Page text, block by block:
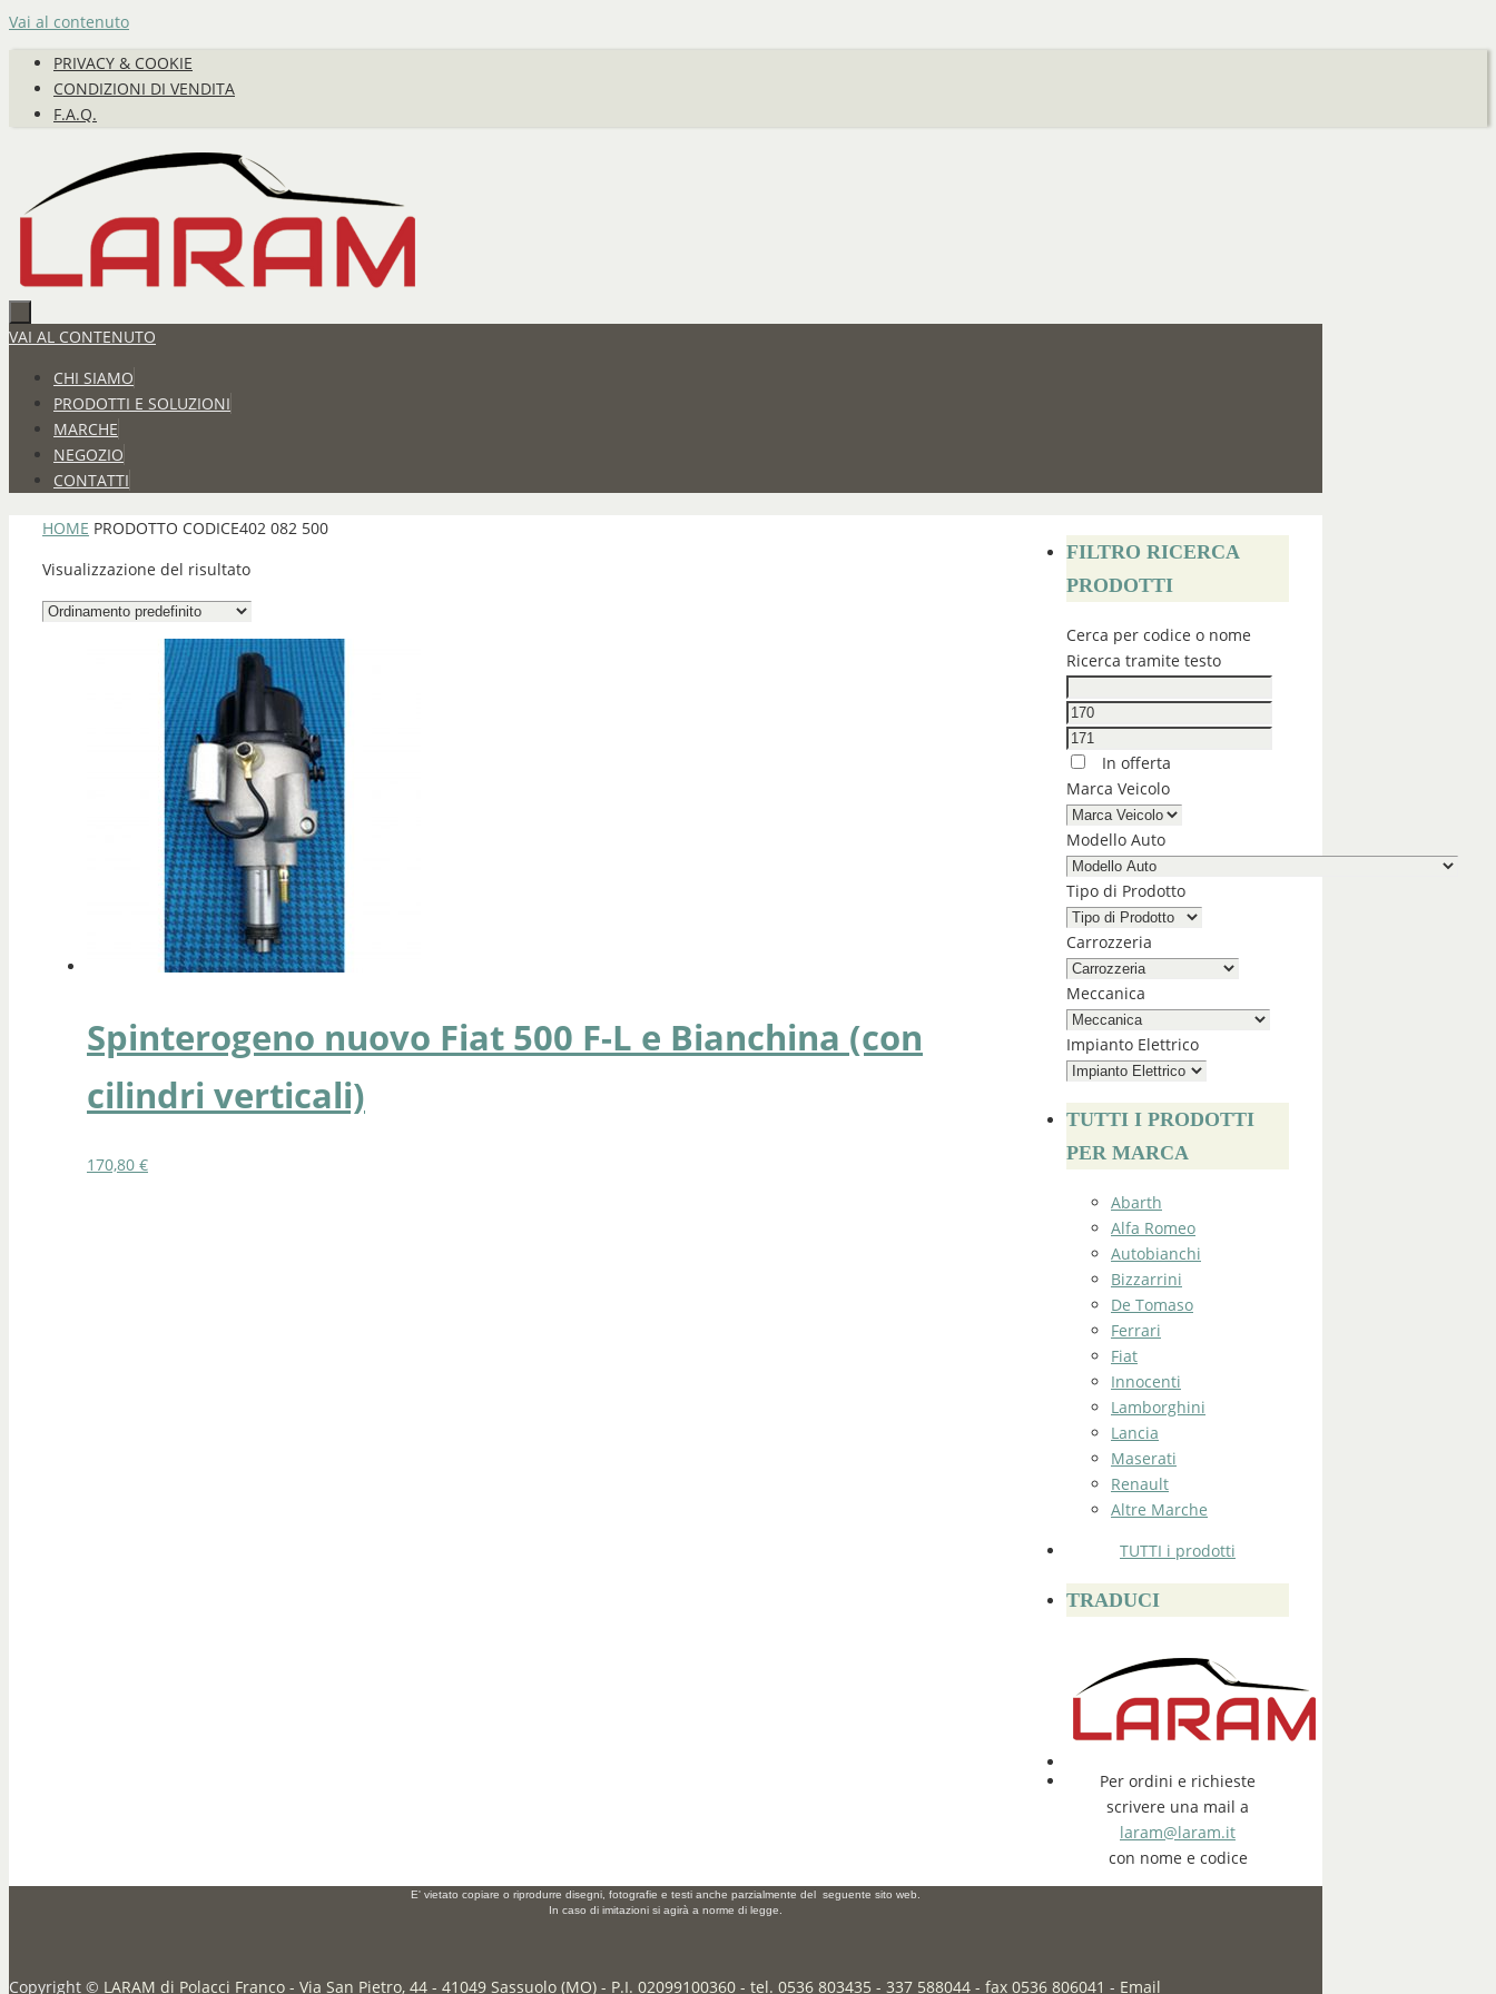
Vai al contenuto
PRIVACY & COOKIE
CONDIZIONI DI VENDITA
F.A.Q.
VAI AL CONTENUTO
CHI SIAMO
PRODOTTI E SOLUZIONI
MARCHE
NEGOZIO
CONTATTI
HOME PRODOTTO CODICE402 082 500
Visualizzazione del risultato
Spinterogeno nuovo Fiat 500 F-L e Bianchina (con
cilindri verticali)
170,80 €
FILTRO RICERCA
PRODOTTI
Cerca per codice o nome
Ricerca tramite testo
In offerta
Marca Veicolo
Modello Auto
Tipo di Prodotto
Carrozzeria
Meccanica
Impianto Elettrico
TUTTI I PRODOTTI
PER MARCA
Abarth
Alfa Romeo
Autobianchi
Bizzarrini
De Tomaso
Ferrari
Fiat
Innocenti
Lamborghini
Lancia
Maserati
Renault
Altre Marche
TUTTI i prodotti
TRADUCI
Per ordini e richieste
scrivere una mail a
laram@laram.it
con nome e codice
E' vietato copiare o riprodurre disegni, fotografie e testi anche parzialmente del seguente sito web.
In caso di imitazioni si agirà a norme di legge.
Copyright © LARAM di Polacci Franco - Via San Pietro, 44 - 41049 Sassuolo (MO) - P.I. 02099100360 - tel. 0536 803435 - 337 588044 - fax 0536 806041 - Email